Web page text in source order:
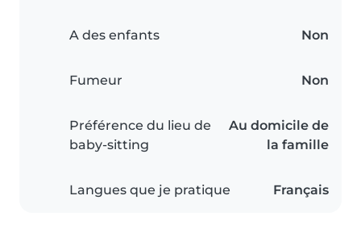
A des enfants Non
Fumeur Non
Préférence du lieu de
baby-sitting
Au domicile de
la famille
Langues que je pratique Français